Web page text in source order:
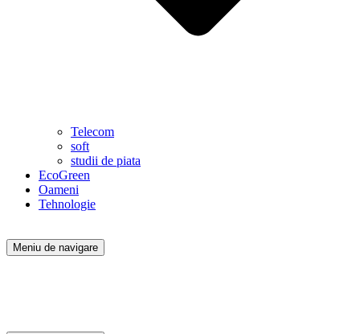
Telecom
soft
studii de piata
EcoGreen
Oameni
Tehnologie
Meniu de navigare